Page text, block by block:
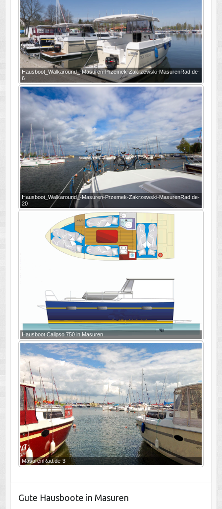
Hausboot_Walkaround_-Masuren-Przemek-Zakrzewski-MasurenRad.de-
6
Hausboot_Walkaround_-Masuren-Przemek-Zakrzewski-MasurenRad.de-
20
Hausboot Calipso 750 in Masuren
MasurenRad.de-3
Gute Hausboote in Masuren